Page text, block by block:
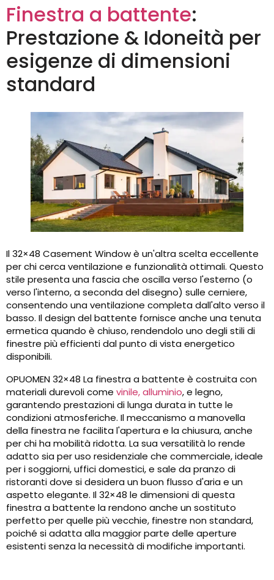
Finestra a battente:
Prestazione & Idoneità per
esigenze di dimensioni
standard
Il 32×48 Casement Window è un'altra scelta eccellente
per chi cerca ventilazione e funzionalità ottimali. Questo
stile presenta una fascia che oscilla verso l'esterno (o
verso l'interno, a seconda del disegno) sulle cerniere,
consentendo una ventilazione completa dall'alto verso il
basso. Il design del battente fornisce anche una tenuta
ermetica quando è chiuso, rendendolo uno degli stili di
finestre più efficienti dal punto di vista energetico
disponibili.
OPUOMEN 32×48 La finestra a battente è costruita con
materiali durevoli come vinile, alluminio, e legno,
garantendo prestazioni di lunga durata in tutte le
condizioni atmosferiche. Il meccanismo a manovella
della finestra ne facilita l'apertura e la chiusura, anche
per chi ha mobilità ridotta. La sua versatilità lo rende
adatto sia per uso residenziale che commerciale, ideale
per i soggiorni, uffici domestici, e sale da pranzo di
ristoranti dove si desidera un buon flusso d'aria e un
aspetto elegante. Il 32×48 le dimensioni di questa
finestra a battente la rendono anche un sostituto
perfetto per quelle più vecchie, finestre non standard,
poiché si adatta alla maggior parte delle aperture
esistenti senza la necessità di modifiche importanti.